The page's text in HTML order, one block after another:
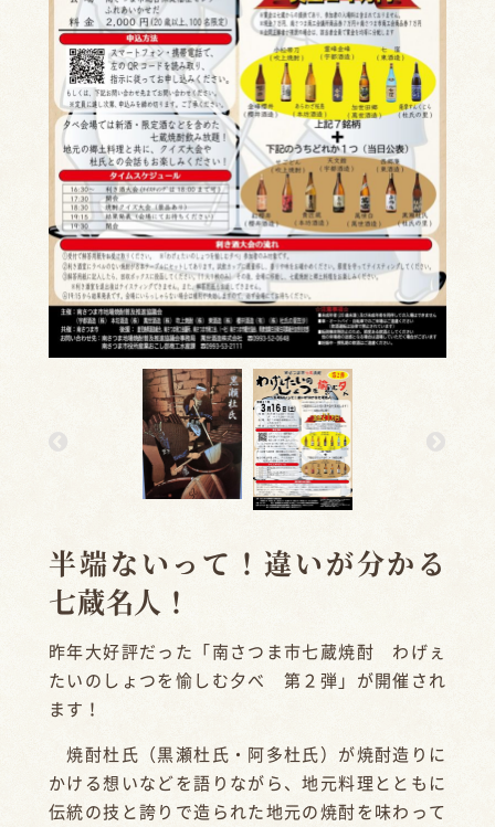
半端ないって！違いが分かる
七蔵名人！
昨年大好評だった「南さつま市七蔵焼酎 わげぇ
たいのしょつを愉しむ夕べ 第２弾」が開催され
ます！
焼酎杜氏（黒瀬杜氏・阿多杜氏）が焼酎造りに
かける想いなどを語りながら、地元料理とともに
伝統の技と誇りで造られた地元の焼酎を味わって